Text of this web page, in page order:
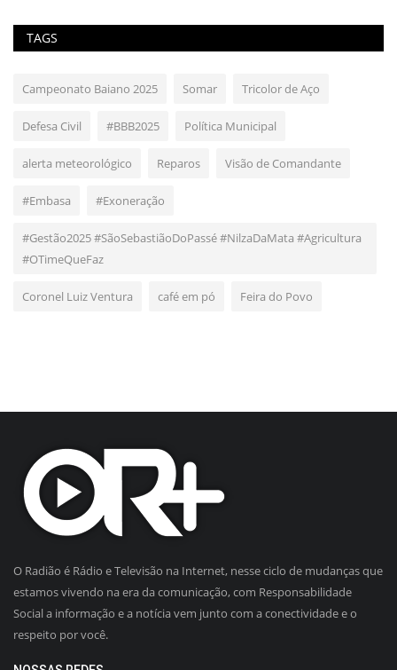
TAGS
Campeonato Baiano 2025 Somar Tricolor de Aço
Defesa Civil #BBB2025 Política Municipal
alerta meteorológico Reparos Visão de Comandante
#Embasa #Exoneração
#Gestão2025 #SãoSebastiãoDoPassé #NilzaDaMata #Agricultura
#OTimeQueFaz
Coronel Luiz Ventura café em pó Feira do Povo
O Radião é Rádio e Televisão na Internet, nesse ciclo de mudanças que
estamos vivendo na era da comunicação, com Responsabilidade
Social a informação e a notícia vem junto com a conectividade e o
respeito por você.